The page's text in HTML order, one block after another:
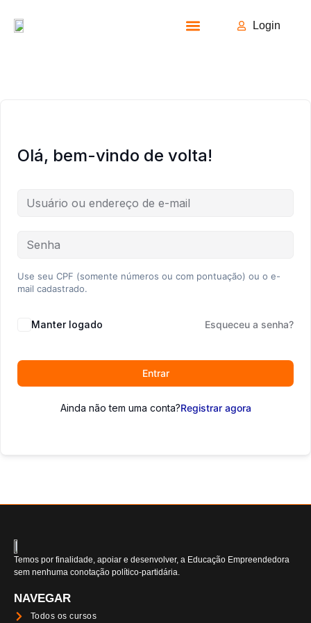
Login
Olá, bem-vindo de volta!
Use seu CPF (somente números ou com pontuação) ou o e-
mail cadastrado.
Manter logado Esqueceu a senha?
Entrar
Ainda não tem uma conta?Registrar agora
Temos por finalidade, apoiar e desenvolver, a Educação Empreendedora
sem nenhuma conotação político-partidária.
NAVEGAR
Todos os cursos